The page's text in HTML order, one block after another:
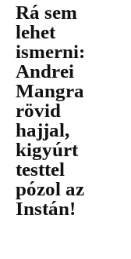
Rá sem
lehet
ismerni:
Andrei
Mangra
rövid
hajjal,
kigyúrt
testtel
pózol az
Instán!